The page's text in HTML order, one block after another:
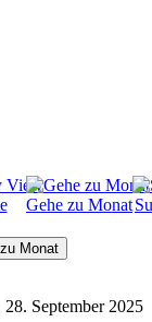
Gehe zu Monat
Monat
28. September 2025